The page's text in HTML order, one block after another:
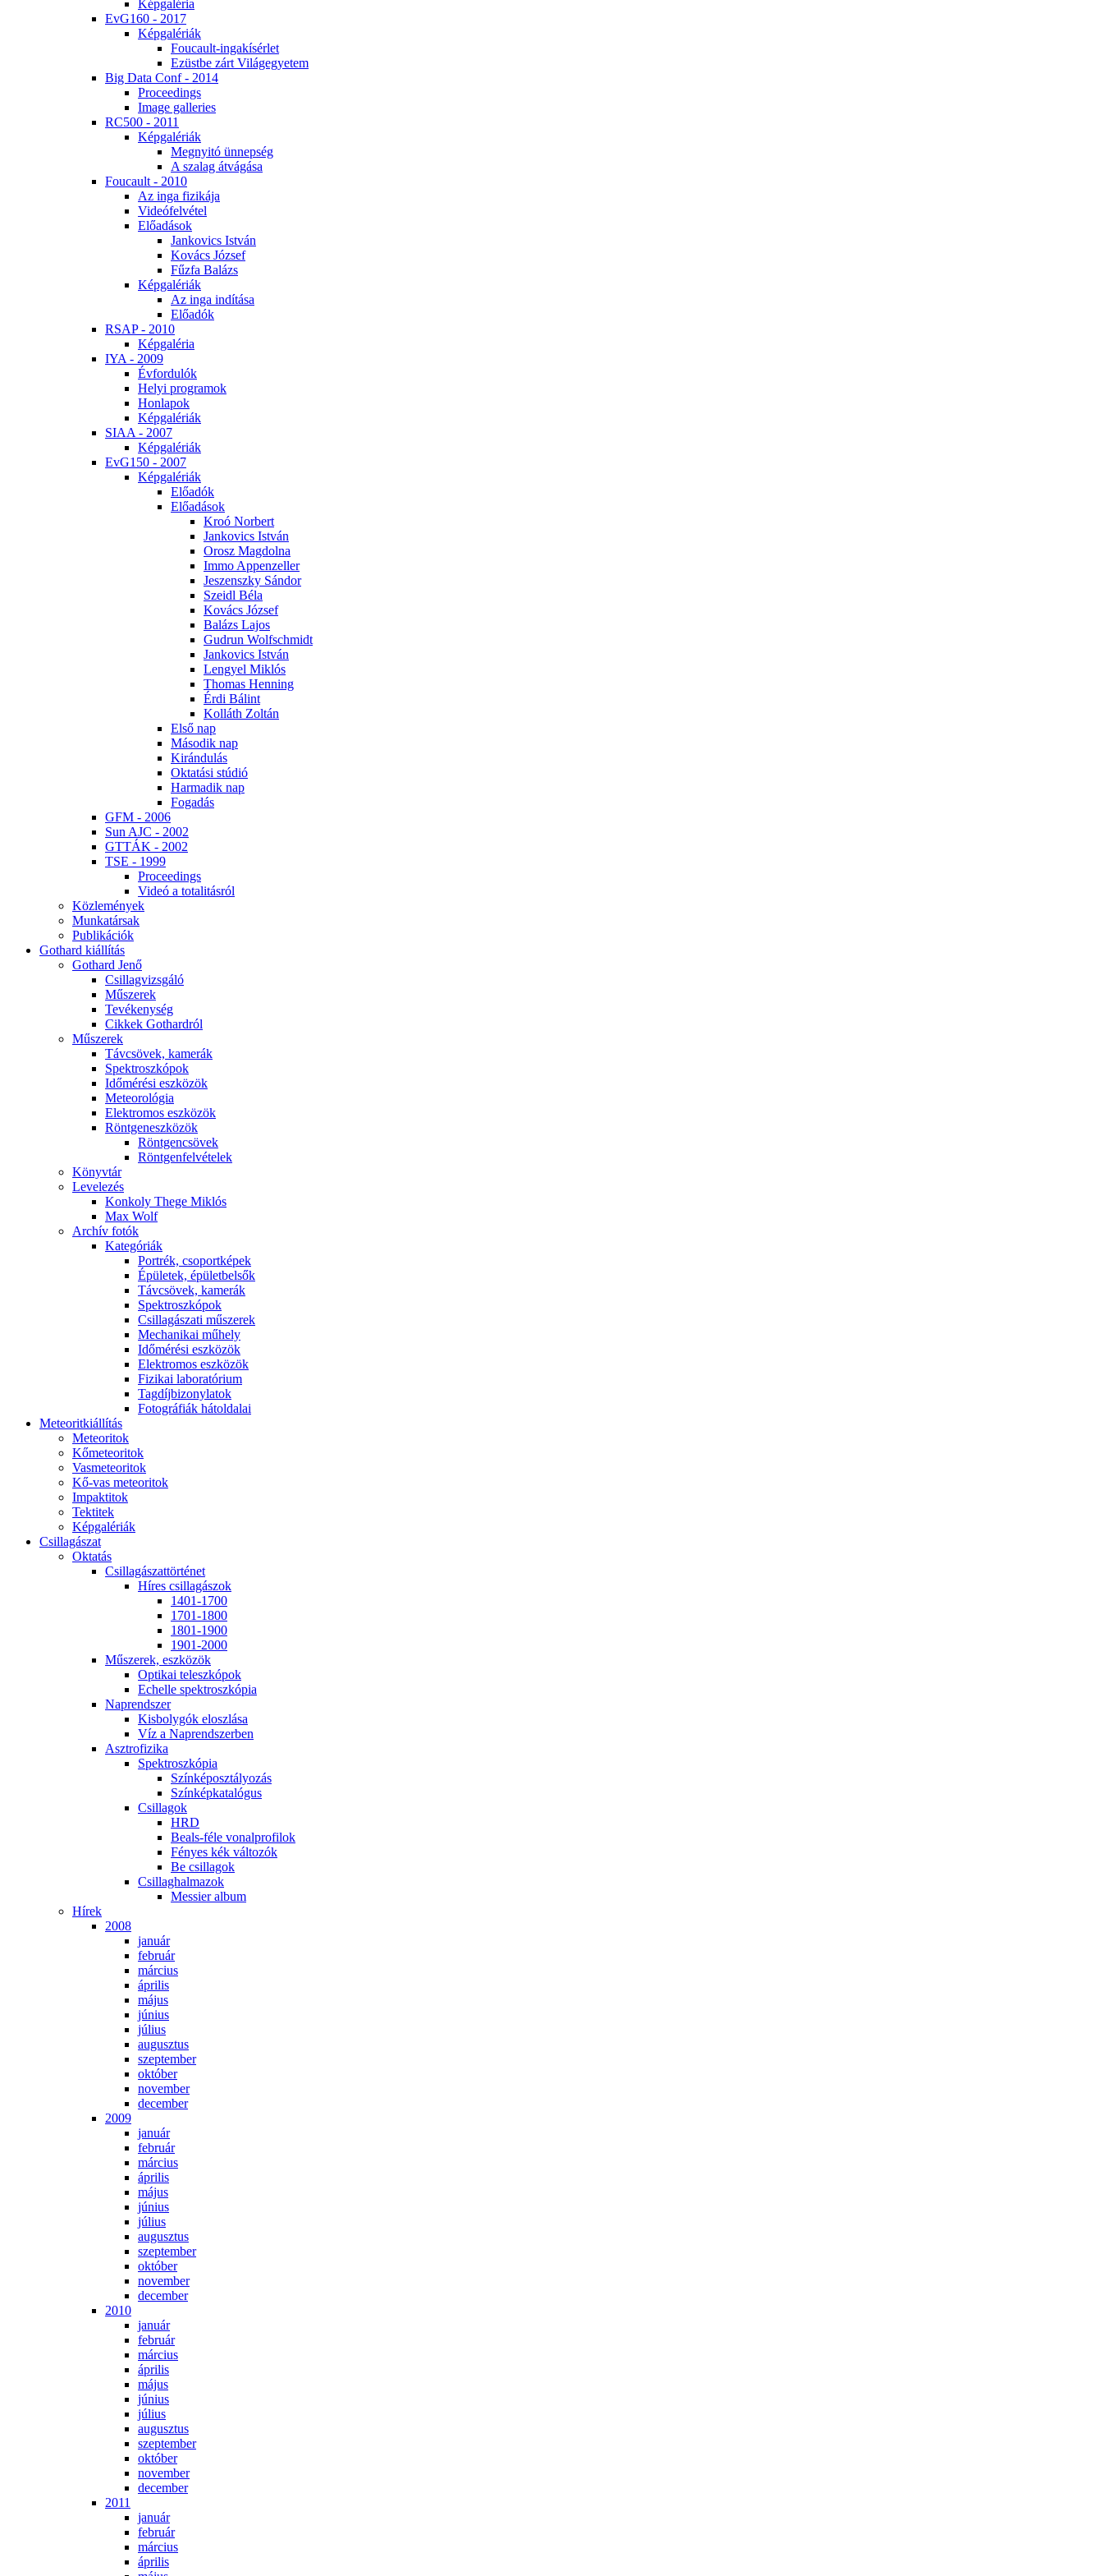
Kép­ga­lé­ria
EvG160 - 2017
Kép­ga­lé­ri­ák
Fo­u­ca­ult-in­ga­kí­sér­let
Ezüst­be zárt Vi­lág­egye­tem
Big Da­ta Conf - 2014
Pro­ce­e­dings
Image gal­le­ri­es
RC500 - 2011
Kép­ga­lé­ri­ák
Meg­nyi­tó ün­nep­ség
A sza­lag át­vá­gá­sa
Fo­u­ca­ult - 2010
Az in­ga fi­zi­ká­ja
Vi­de­ó­fel­vé­tel
Elő­adá­sok
Jan­ko­vics Ist­ván
Ko­vács Jó­zsef
Fűz­fa Ba­lázs
Kép­ga­lé­ri­ák
Az in­ga in­dí­tá­sa
Elő­adók
RSAP - 2010
Kép­ga­lé­ria
IYA - 2009
Év­for­du­lók
He­lyi prog­ra­mok
Hon­la­pok
Kép­ga­lé­ri­ák
SI­AA - 2007
Kép­ga­lé­ri­ák
EvG150 - 2007
Kép­ga­lé­ri­ák
Elő­adók
Elő­adá­sok
Kroó Nor­bert
Jan­ko­vics Ist­ván
Orosz Mag­dol­na
Im­mo Ap­pen­zel­ler
Je­szensz­ky Sán­dor
Szeidl Bé­la
Ko­vács Jó­zsef
Ba­lázs La­jos
Gud­run Wolfsch­midt
Jan­ko­vics Ist­ván
Len­gyel Mik­lós
Tho­mas Hen­ning
Ér­di Bá­lint
Kol­láth Zol­tán
El­ső nap
Má­so­dik nap
Ki­rán­du­lás
Ok­ta­tá­si stú­dió
Har­ma­dik nap
Fo­ga­dás
GFM - 2006
Sun AJC - 2002
GT­TÁK - 2002
TSE - 1999
Pro­ce­e­dings
Vi­deó a to­ta­li­tás­ról
Köz­le­mé­nyek
Mun­ka­tár­sak
Pub­li­ká­ci­ók
Got­hard ki­ál­lí­tás
Got­hard Je­nő
Csil­lag­vizs­gá­ló
Mű­sze­rek
Te­vé­keny­ség
Cik­kek Got­hard­ról
Mű­sze­rek
Táv­csö­vek, ka­me­rák
Spekt­rosz­kó­pok
Idő­mé­ré­si esz­kö­zök
Me­te­o­ro­ló­gia
Elekt­ro­mos esz­kö­zök
Rönt­gen­esz­kö­zök
Rönt­gen­csö­vek
Rönt­gen­fel­vé­te­lek
Könyv­tár
Le­ve­le­zés
Kon­koly The­ge Mik­lós
Max Wolf
Ar­chív fo­tók
Ka­te­gó­ri­ák
Port­rék, cso­port­ké­pek
Épü­le­tek, épü­let­bel­sők
Táv­csö­vek, ka­me­rák
Spekt­rosz­kó­pok
Csil­la­gá­sza­ti mű­sze­rek
Me­cha­ni­kai mű­hely
Idő­mé­ré­si esz­kö­zök
Elekt­ro­mos esz­kö­zök
Fi­zi­kai la­bo­ra­tó­ri­um
Tag­díj­bi­zony­la­tok
Fo­tog­rá­fi­ák hát­ol­da­lai
Me­te­o­rit­ki­ál­lí­tás
Me­te­o­ri­tok
Kő­me­te­o­ri­tok
Vas­me­te­o­ri­tok
Kő-vas me­te­o­ri­tok
Imp­ak­ti­tok
Tek­ti­tek
Kép­ga­lé­ri­ák
Csil­la­gá­szat
Ok­ta­tás
Csil­la­gá­szat­tör­té­net
Hí­res csil­la­gá­szok
1401-1700
1701-1800
1801-1900
1901-2000
Mű­sze­rek, esz­kö­zök
Op­ti­kai te­lesz­kó­pok
Echel­le spekt­rosz­kó­pia
Nap­rend­szer
Kis­boly­gók el­osz­lá­sa
Víz a Nap­rend­szer­ben
Aszt­ro­fi­zi­ka
Spekt­rosz­kó­pia
Szín­kép­osz­tá­lyo­zás
Szín­kép­ka­ta­ló­gus
Csil­la­gok
HRD
Be­als-fé­le vo­nal­pro­fi­lok
Fé­nyes kék vál­to­zók
Be csil­la­gok
Csil­lag­hal­ma­zok
Mes­si­er al­bum
Hí­rek
2008
ja­nu­ár
feb­ru­ár
már­ci­us
áp­ri­lis
má­jus
jú­ni­us
jú­li­us
au­gusz­tus
szep­tem­ber
ok­tó­ber
no­vem­ber
de­cem­ber
2009
ja­nu­ár
feb­ru­ár
már­ci­us
áp­ri­lis
má­jus
jú­ni­us
jú­li­us
au­gusz­tus
szep­tem­ber
ok­tó­ber
no­vem­ber
de­cem­ber
2010
ja­nu­ár
feb­ru­ár
már­ci­us
áp­ri­lis
má­jus
jú­ni­us
jú­li­us
au­gusz­tus
szep­tem­ber
ok­tó­ber
no­vem­ber
de­cem­ber
2011
ja­nu­ár
feb­ru­ár
már­ci­us
áp­ri­lis